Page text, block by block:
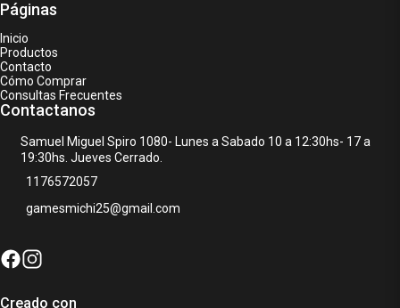
Páginas
Inicio
Productos
Contacto
Cómo Comprar
Consultas Frecuentes
Contactanos
Samuel Miguel Spiro 1080- Lunes a Sabado 10 a 12:30hs- 17 a
19:30hs. Jueves Cerrado.
1176572057
gamesmichi25@gmail.com
Creado con